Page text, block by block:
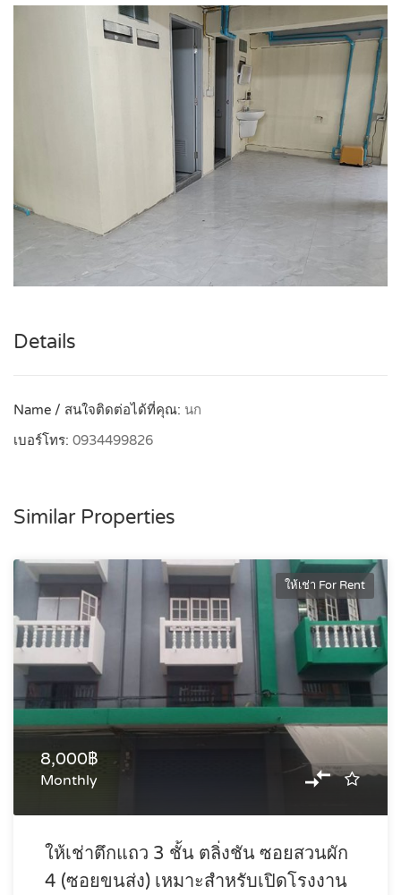
Details
Name / สนใจติดต่อได้ที่คุณ: นก
เบอร์โทร: 0934499826
Similar Properties
ให้เช่า For Rent
8,000฿
Monthly
ให้เช่าตึกแถว 3 ชั้น ตลิ่งชัน ซอยสวนผัก
4 (ซอยขนส่ง) เหมาะสำหรับเปิดโรงงาน